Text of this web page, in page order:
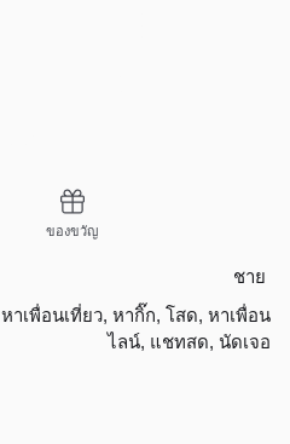
ของขวัญ
ชาย
หาเพื่อนเที่ยว, หากิ๊ก, โสด, หาเพื่อน
ไลน์, แชทสด, นัดเจอ